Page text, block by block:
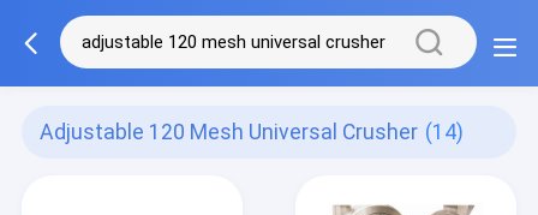
Adjustable 120 Mesh Universal Crusher (14)